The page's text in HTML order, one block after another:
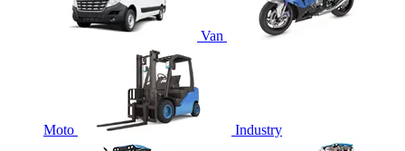
Van
Moto Industry